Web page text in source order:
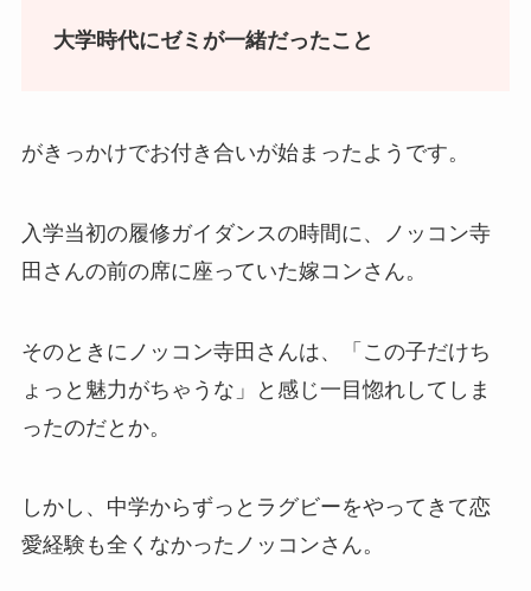
大学時代にゼミが一緒だったこと
がきっかけでお付き合いが始まったようです。
入学当初の履修ガイダンスの時間に、ノッコン寺
田さんの前の席に座っていた嫁コンさん。
そのときにノッコン寺田さんは、「この子だけち
ょっと魅力がちゃうな」と感じ一目惚れしてしま
ったのだとか。
しかし、中学からずっとラグビーをやってきて恋
愛経験も全くなかったノッコンさん。